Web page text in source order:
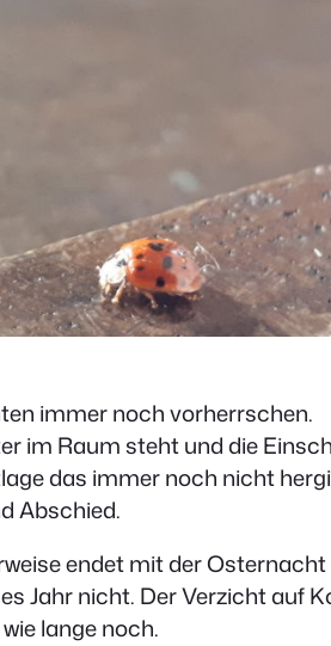
immer noch vorherrschen.
im Raum steht und die
das immer noch nicht
Abschied.
endet mit der
Jahr nicht. Der Verzicht auf
lange noch.